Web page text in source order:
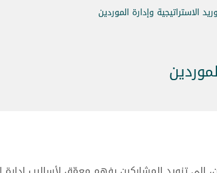
الاستراتيجية وإدارة الموردين